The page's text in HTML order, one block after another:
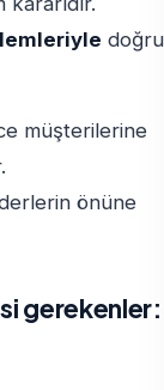
doğru
müşterilerine
önüne
gerekenler: